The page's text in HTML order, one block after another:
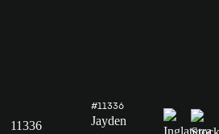
11336
#11336
Jayden